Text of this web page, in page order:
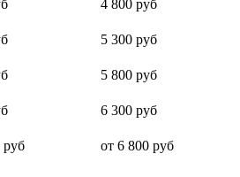
4 800 руб
5 300 руб
5 800 руб
6 300 руб
руб от 6 800 руб